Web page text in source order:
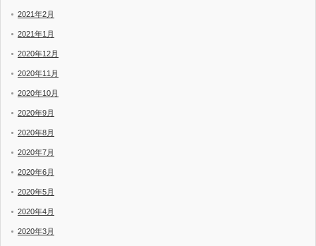
2021年2月
2021年1月
2020年12月
2020年11月
2020年10月
2020年9月
2020年8月
2020年7月
2020年6月
2020年5月
2020年4月
2020年3月